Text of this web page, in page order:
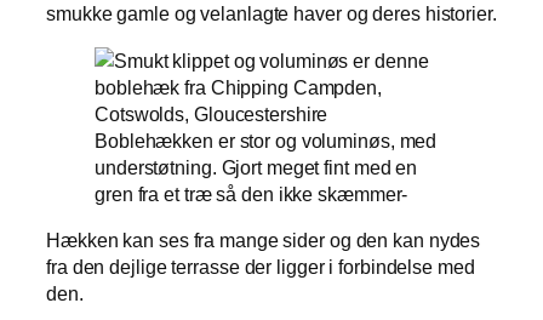
smukke gamle og velanlagte haver og deres historier.
Boblehækken er stor og voluminøs, med
understøtning. Gjort meget fint med en
gren fra et træ så den ikke skæmmer-
Hækken kan ses fra mange sider og den kan nydes
fra den dejlige terrasse der ligger i forbindelse med
den.